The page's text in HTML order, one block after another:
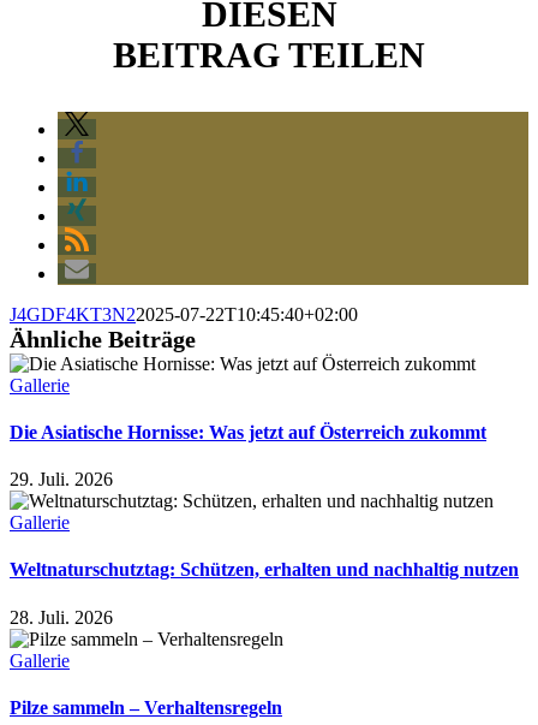
DIESEN
BEITRAG TEILEN
J4GDF4KT3N22025-07-22T10:45:40+02:00
Ähnliche Beiträge
Gallerie
Die Asiatische Hornisse: Was jetzt auf Österreich zukommt
29. Juli. 2026
Gallerie
Weltnaturschutztag: Schützen, erhalten und nachhaltig nutzen
28. Juli. 2026
Gallerie
Pilze sammeln – Verhaltensregeln